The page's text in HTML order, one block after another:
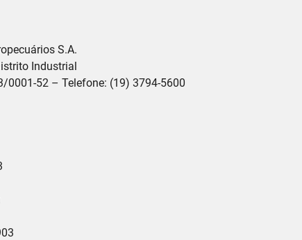
S.A.
Industrial
0001-52 – Telefone: (19) 3794-5600